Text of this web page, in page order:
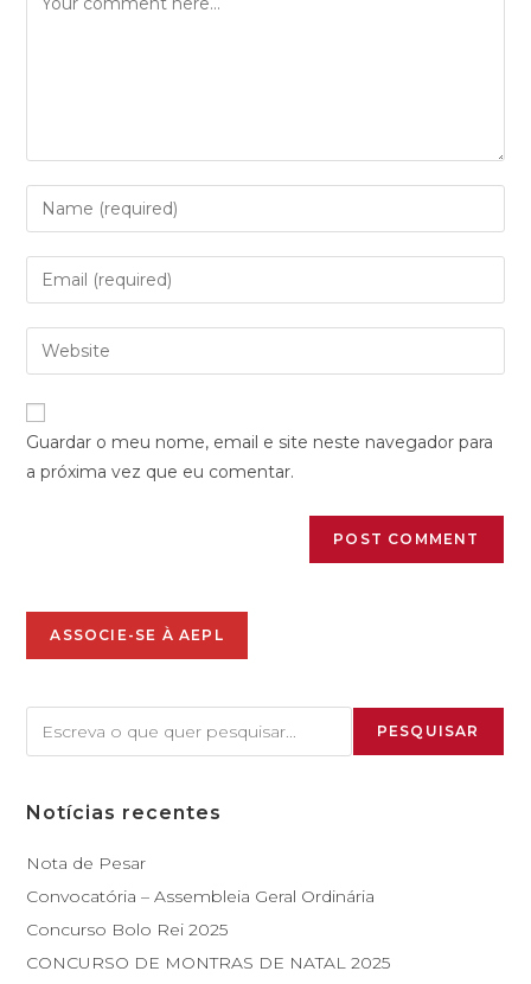
Guardar o meu nome, email e site neste navegador para
a próxima vez que eu comentar.
ASSOCIE-SE À AEPL
PESQUISAR
Notícias recentes
Nota de Pesar
Convocatória – Assembleia Geral Ordinária
Concurso Bolo Rei 2025
CONCURSO DE MONTRAS DE NATAL 2025